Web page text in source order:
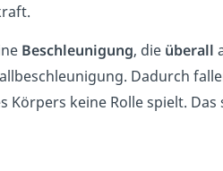
Beschleunigung, die überall
Dadurch
Körpers keine Rolle spielt.